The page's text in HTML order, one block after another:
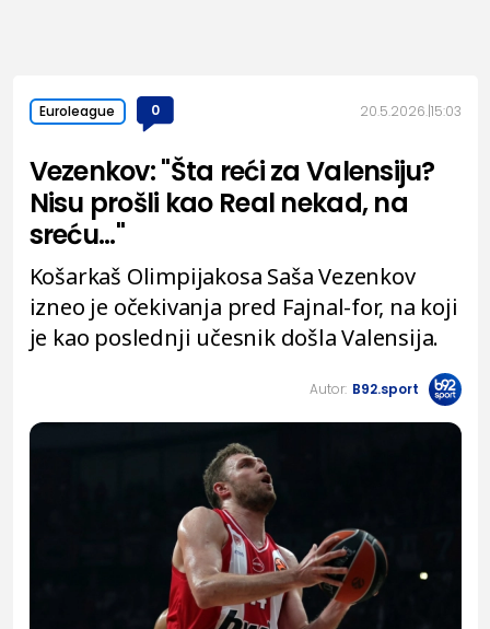
Euroleague 0 20.5.2026. 15:03
Vezenkov: "Šta reći za Valensiju?
Nisu prošli kao Real nekad, na
sreću..."
Košarkaš Olimpijakosa Saša Vezenkov
izneo je očekivanja pred Fajnal-for, na koji
je kao poslednji učesnik došla Valensija.
Autor: B92.sport